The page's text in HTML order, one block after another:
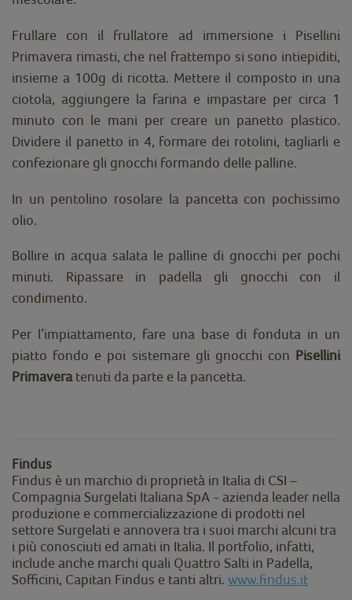
Frullare con il frullatore ad immersione i Pisellini
Primavera rimasti, che nel frattempo si sono intiepiditi,
insieme a 100g di ricotta. Mettere il composto in una
ciotola, aggiungere la farina e impastare per circa 1
minuto con le mani per creare un panetto plastico.
Dividere il panetto in 4, formare dei rotolini, tagliarli e
confezionare gli gnocchi formando delle palline.
In un pentolino rosolare la pancetta con pochissimo
olio.
Bollire in acqua salata le palline di gnocchi per pochi
minuti. Ripassare in padella gli gnocchi con il
condimento.
Per l’impiattamento, fare una base di fonduta in un
piatto fondo e poi sistemare gli gnocchi con Pisellini
Primavera tenuti da parte e la pancetta.
Findus
Findus è un marchio di proprietà in Italia di CSI –
Compagnia Surgelati Italiana SpA - azienda leader nella
produzione e commercializzazione di prodotti nel
settore Surgelati e annovera tra i suoi marchi alcuni tra
i più conosciuti ed amati in Italia. Il portfolio, infatti,
include anche marchi quali Quattro Salti in Padella,
Sofficini, Capitan Findus e tanti altri. www.findus.it